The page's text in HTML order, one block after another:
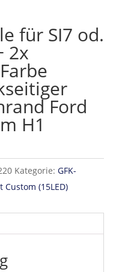
für SI7 od.
2x
Ford
H1
Kategorie: GFK-
(15LED)